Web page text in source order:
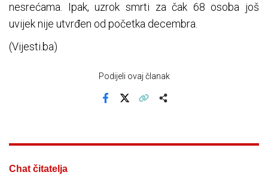
nesrećama. Ipak, uzrok smrti za čak 68 osoba još
uvijek nije utvrđen od početka decembra.
(Vijesti.ba)
Podijeli ovaj članak
Chat čitatelja